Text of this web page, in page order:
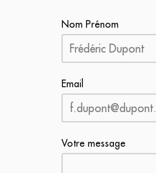
Nom Prénom
Email
Votre message